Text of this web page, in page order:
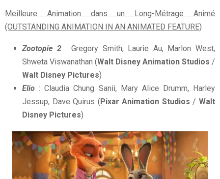
Meilleure Animation dans un Long-Métrage Animé
(OUTSTANDING ANIMATION IN AN ANIMATED FEATURE)
Zootopie 2: Gregory Smith, Laurie Au, Marlon West,
Shweta Viswanathan (Walt Disney Animation Studios /
Walt Disney Pictures)
Elio : Claudia Chung Sanii, Mary Alice Drumm, Harley
Jessup, Dave Quirus (Pixar Animation Studios /Walt
Disney Pictures)